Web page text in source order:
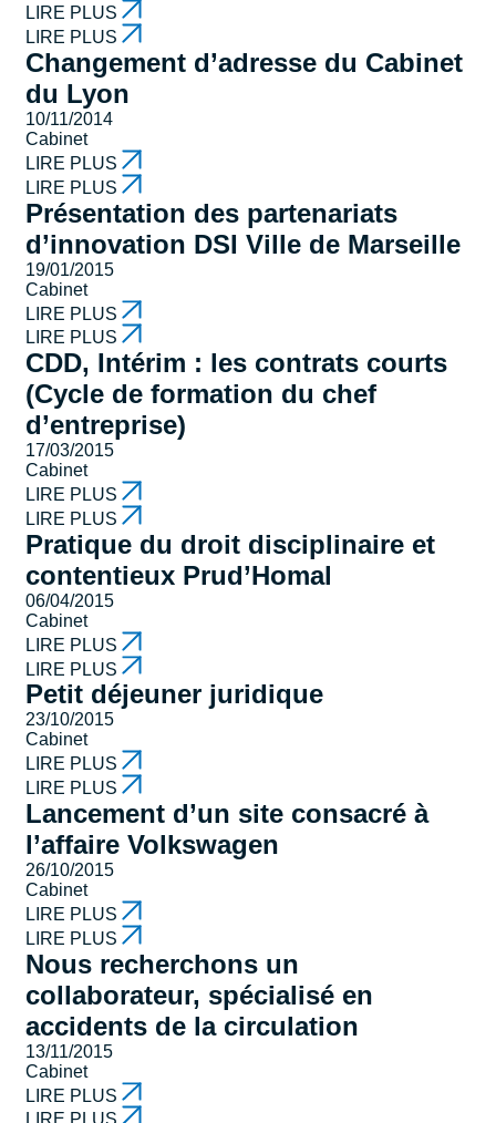
LIRE PLUS
LIRE PLUS
Changement d’adresse du Cabinet
du Lyon
10/11/2014
Cabinet
LIRE PLUS
LIRE PLUS
Présentation des partenariats
d’innovation DSI Ville de Marseille
19/01/2015
Cabinet
LIRE PLUS
LIRE PLUS
CDD, Intérim : les contrats courts
(Cycle de formation du chef
d’entreprise)
17/03/2015
Cabinet
LIRE PLUS
LIRE PLUS
Pratique du droit disciplinaire et
contentieux Prud’Homal
06/04/2015
Cabinet
LIRE PLUS
LIRE PLUS
Petit déjeuner juridique
23/10/2015
Cabinet
LIRE PLUS
LIRE PLUS
Lancement d’un site consacré à
l’affaire Volkswagen
26/10/2015
Cabinet
LIRE PLUS
LIRE PLUS
Nous recherchons un
collaborateur, spécialisé en
accidents de la circulation
13/11/2015
Cabinet
LIRE PLUS